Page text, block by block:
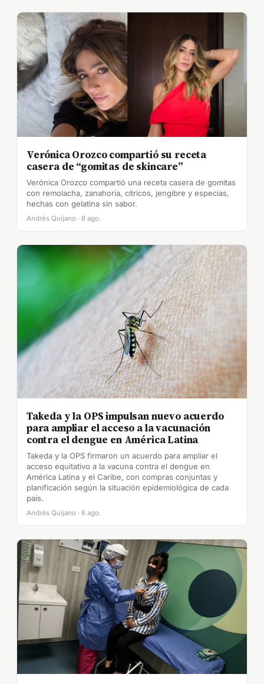
Verónica Orozco compartió su receta
casera de “gomitas de skincare”
Verónica Orozco compartió una receta casera de gomitas
con remolacha, zanahoria, cítricos, jengibre y especias,
hechas con gelatina sin sabor.
Andrés Quijano · 8 ago.
Takeda y la OPS impulsan nuevo acuerdo
para ampliar el acceso a la vacunación
contra el dengue en América Latina
Takeda y la OPS firmaron un acuerdo para ampliar el
acceso equitativo a la vacuna contra el dengue en
América Latina y el Caribe, con compras conjuntas y
planificación según la situación epidemiológica de cada
país.
Andrés Quijano · 6 ago.